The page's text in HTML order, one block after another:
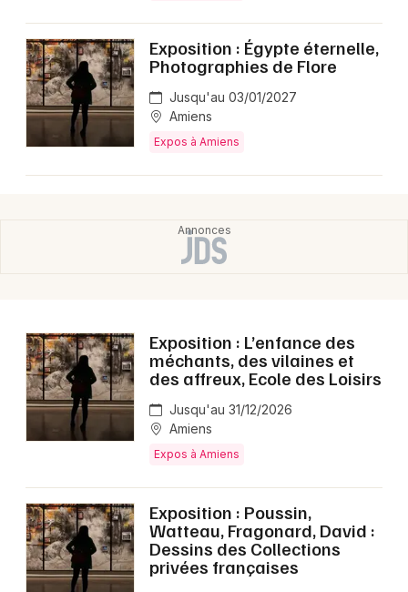
Exposition : Égypte éternelle,
Photographies de Flore
Jusqu'au 03/01/2027
Amiens
Expos à Amiens
Exposition : L’enfance des
méchants, des vilaines et
des affreux, Ecole des Loisirs
Jusqu'au 31/12/2026
Amiens
Expos à Amiens
Exposition : Poussin,
Watteau, Fragonard, David :
Dessins des Collections
privées françaises